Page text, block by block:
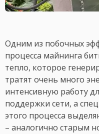
Одним из побочных
процесса майнинга
тепло, которое
тратят очень много
интенсивную работу
поддержки сети, а
этого процесса
– аналогично старым